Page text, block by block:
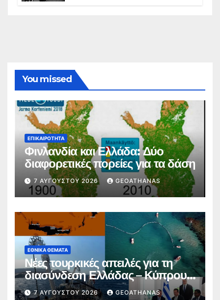
You missed
ΕΠΙΚΑΙΡΌΤΗΤΑ
Φινλανδία και Ελλάδα: Δύο
διαφορετικές πορείες για τα δάση
7 ΑΥΓΟΎΣΤΟΥ 2026 GEOATHANAS
ΕΘΝΙΚΆ ΘΈΜΑΤΑ
Νέες τουρκικές απειλές για τη
διασύνδεση Ελλάδας – Κύπρου –
Ισραήλ
7 ΑΥΓΟΎΣΤΟΥ 2026 GEOATHANAS